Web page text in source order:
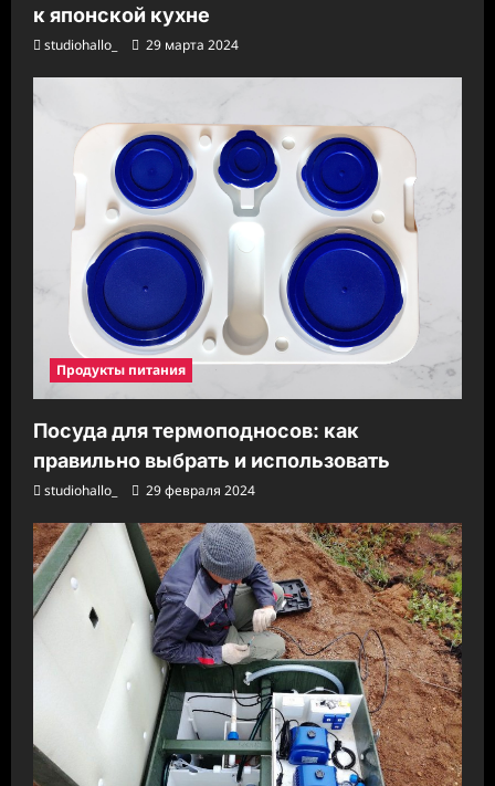
к японской кухне
studiohallo_ 29 марта 2024
Продукты питания
Посуда для термоподносов: как
правильно выбрать и использовать
studiohallo_ 29 февраля 2024